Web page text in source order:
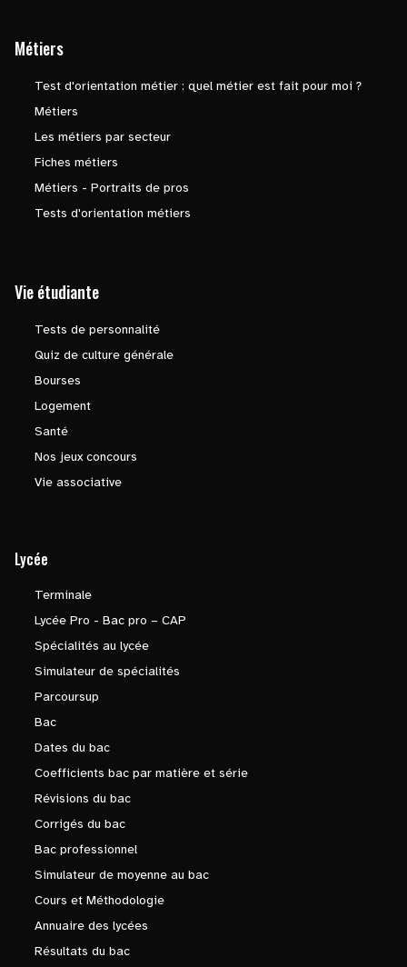
Métiers
Test d'orientation métier : quel métier est fait pour moi ?
Métiers
Les métiers par secteur
Fiches métiers
Métiers - Portraits de pros
Tests d'orientation métiers
Vie étudiante
Tests de personnalité
Quiz de culture générale
Bourses
Logement
Santé
Nos jeux concours
Vie associative
Lycée
Terminale
Lycée Pro - Bac pro – CAP
Spécialités au lycée
Simulateur de spécialités
Parcoursup
Bac
Dates du bac
Coefficients bac par matière et série
Révisions du bac
Corrigés du bac
Bac professionnel
Simulateur de moyenne au bac
Cours et Méthodologie
Annuaire des lycées
Résultats du bac